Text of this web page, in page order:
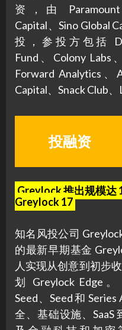
资，由
Capital、Sino Global
投，参投方包括
Fund、Colony Labs
Forward Analytics、
Capital、Snack Club、
投融资
Greylock 推出规模达
Greylock 17
知名风投公司
的最新早期基金
人实现从创意到初步
划 Greylock Edge
Seed、Seed 和
全、基础设施、SaaS